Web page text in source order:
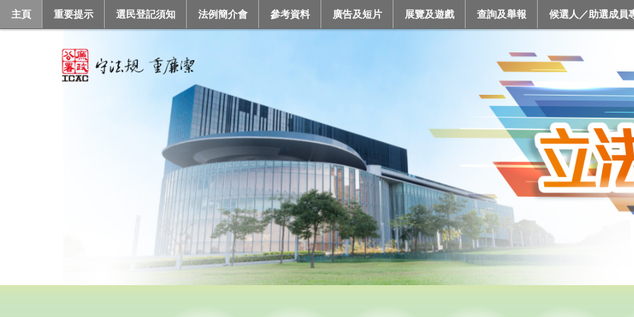
主頁 重要提示 選民登記須知 法例簡介會 參考資料 廣告及短片 展覽及遊戲 查詢及舉報 候選人／助選成員